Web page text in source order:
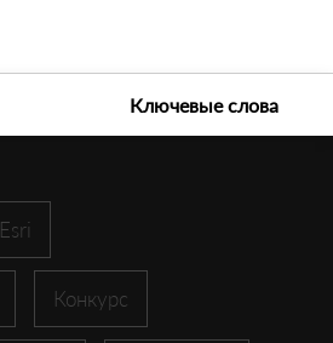
Ключевые слова
Esri
Конкурс